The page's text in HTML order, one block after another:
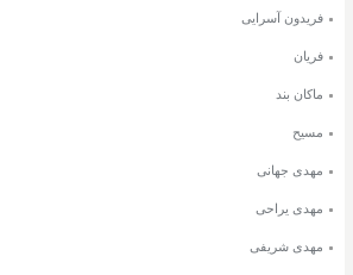
فریدون آسرایی
فریان
ماکان بند
مسیح
مهدی جهانی
مهدی یراحی
مهدی شریفی